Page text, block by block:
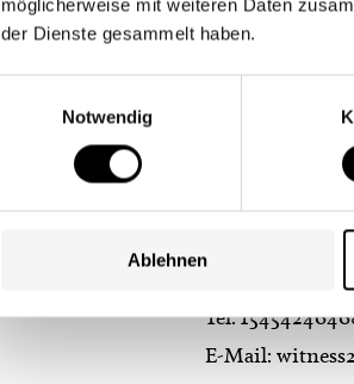
möglicherweise mit weiteren Daten
der Dienste gesammelt haben.
Notwendig
Ablehnen
Birminghanm
Birmingham
Tel:
E-Mail: